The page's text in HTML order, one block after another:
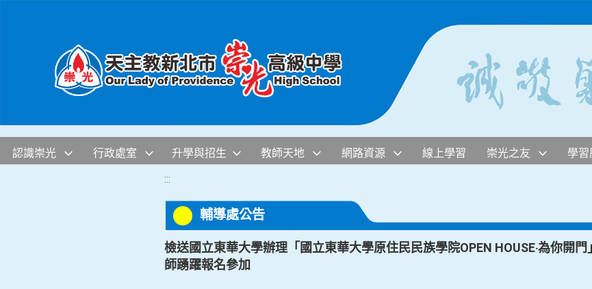
認識崇光 行政處室 升學與招生 教師天地 網路資源 線上學習 崇光之友 學習
:::
輔導處公告
檢送國立東華大學辦理「國立東華大學原住民民族學院OPEN HOUSE‧為你開
師踴躍報名參加